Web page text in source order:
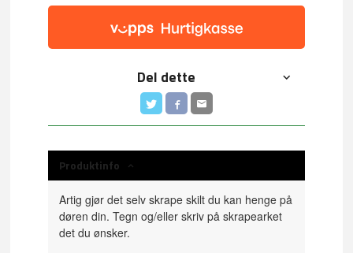
Del dette
Produktinfo
Artig gjør det selv skrape skilt du kan henge på
døren din. Tegn og/eller skriv på skrapearket
det du ønsker.